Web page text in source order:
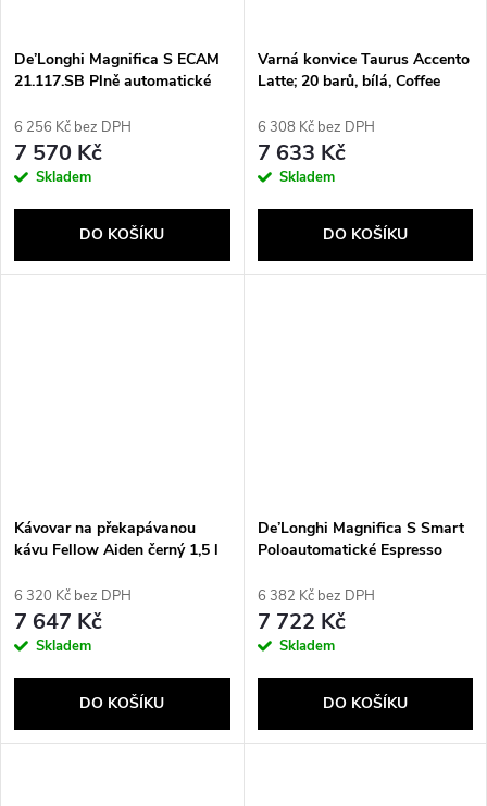
De’Longhi Magnifica S ECAM
21.117.SB Plně automatické
6 256 Kč bez DPH
7 570 Kč
Skladem
DO KOŠÍKU
Varná konvice Taurus Accento
Latte; 20 barů, bílá, Coffee
6 308 Kč bez DPH
7 633 Kč
Skladem
DO KOŠÍKU
Kávovar na překapávanou
kávu Fellow Aiden černý 1,5 l
6 320 Kč bez DPH
7 647 Kč
Skladem
DO KOŠÍKU
De’Longhi Magnifica S Smart
Poloautomatické Espresso
6 382 Kč bez DPH
7 722 Kč
Skladem
DO KOŠÍKU